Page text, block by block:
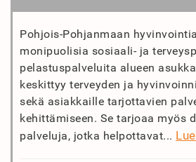
Pohjois-Pohjanmaan
monipuolisia sosiaali- ja
pelastuspalveluita alueen
keskittyy terveyden ja
sekä asiakkaille tarjottavien
kehittämiseen. Se tarjoaa myös
palveluja, jotka helpottavat...